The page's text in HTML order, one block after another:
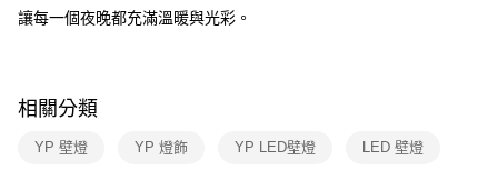
AFTEE先享後付是「在收到商品之後才付款」的支付方式。 讓您購物簡單
便利好安心！
１．於結帳方式選擇「AFTEE先享後付」後，將跳轉至「AFTEE先享後付」
新竹貨運宅配
讓每一個夜晚都充滿溫暖與光彩。
相關分類
YP 壁燈 YP 燈飾 YP LED壁燈 LED 壁燈